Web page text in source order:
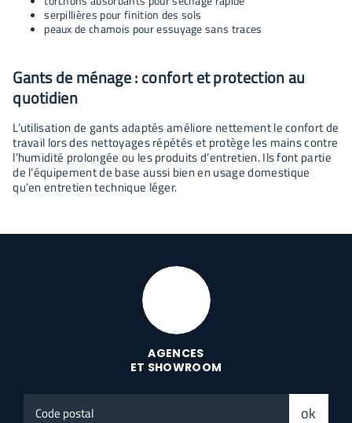
serpillières pour finition des sols
peaux de chamois pour essuyage sans traces
Gants de ménage : confort et protection au
quotidien
L’utilisation de gants adaptés améliore nettement le confort de
travail lors des nettoyages répétés et protège les mains contre
l’humidité prolongée ou les produits d’entretien. Ils font partie
de l’équipement de base aussi bien en usage domestique
qu’en entretien technique léger.
AGENCES
ET SHOWROOM
postal
ok